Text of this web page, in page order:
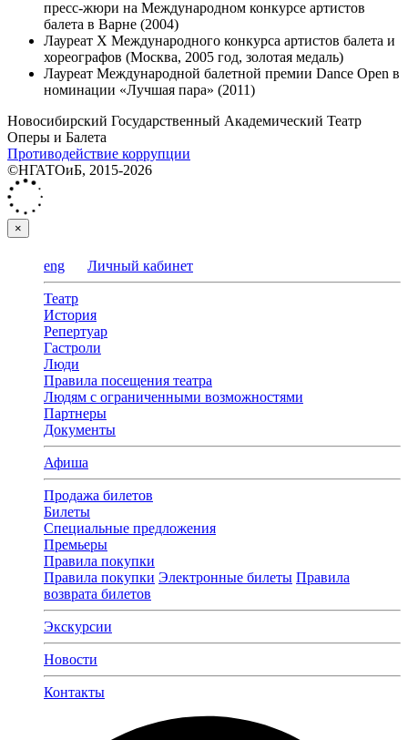
пресс-жюри на Международном конкурсе артистов
балета в Варне (2004)
Лауреат X Международного конкурса артистов балета и
хореографов (Москва, 2005 год, золотая медаль)
Лауреат Международной балетной премии Dance Open в
номинации «Лучшая пара» (2011)
Новосибирский Государственный Академический Театр
Оперы и Балета
Противодействие коррупции
©НГАТОиБ, 2015-2026
×
eng Личный кабинет
Театр
История
Репертуар
Гастроли
Люди
Правила посещения театра
Людям с ограниченными возможностями
Партнеры
Документы
Афиша
Продажа билетов
Билеты
Специальные предложения
Премьеры
Правила покупки
Правила покупки Электронные билеты Правила
возврата билетов
Экскурсии
Новости
Контакты